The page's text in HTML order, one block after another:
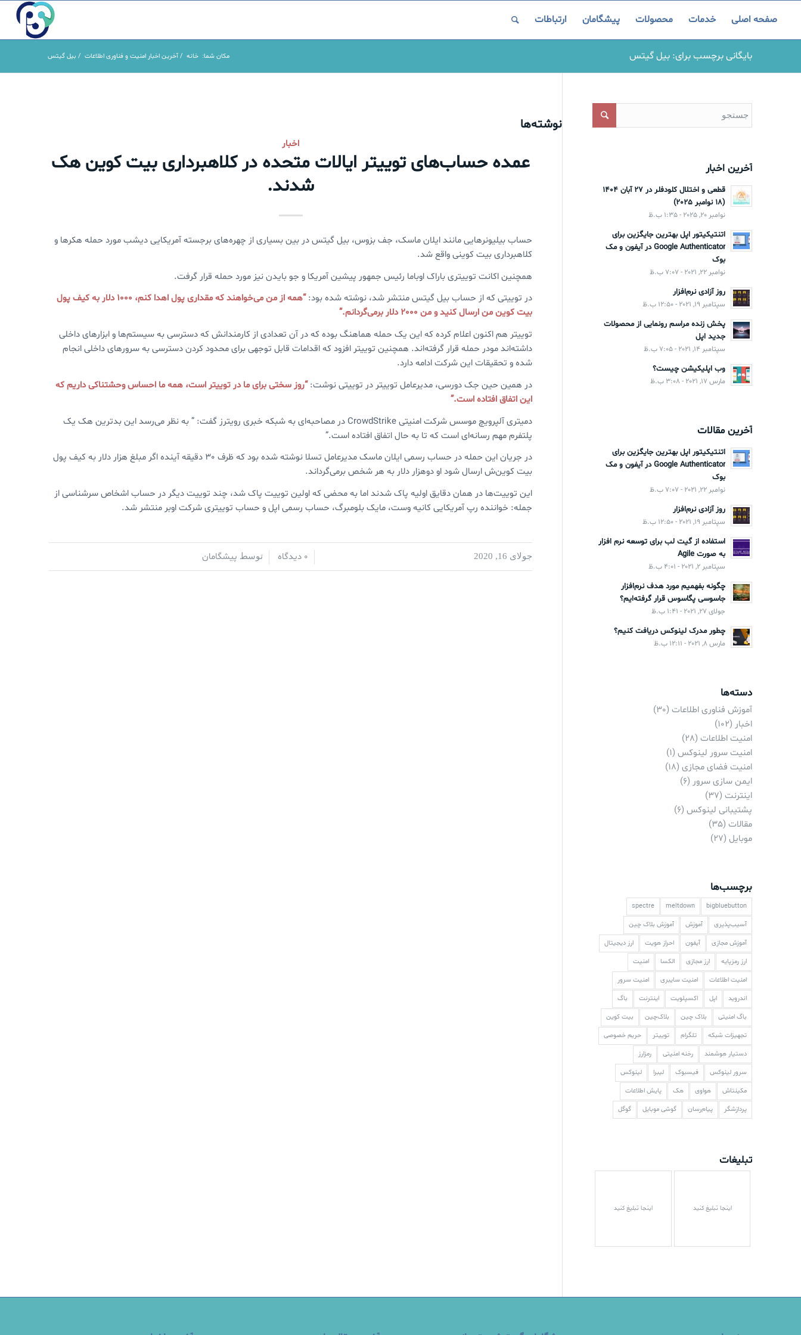
صفحه اصلی خدمات محصولات پیشگامان ارتباطات
بایگانی برچسب برای: بیل گیتس مکان شما: خانه / آخرین اخبار امنیت و فناوری اطلاعات / بیل گیتس
نوشته‌ها
اخبار
عمده حساب‌های توییتر ایالات متحده در کلاهبرداری بیت کوین هک
شدند.
حساب بیلیونرهایی مانند ایلان ماسک، جف بزوس، بیل گیتس در بین بسیاری از چهره‌های برجسته آمریکایی دیشب مورد حمله هکرها و
کلاهبرداری بیت کوینی واقع شد.
همچنین اکانت توییتری باراک اوباما رئیس جمهور پیشین آمریکا و جو بایدن نیز مورد حمله قرار گرفت.
در توییتی که از حساب بیل گیتس منتشر شد، نوشته شده بود:
“همه از من می‌خواهند که مقداری پول اهدا کنم، 1000 دلار به کیف پول
بیت کوین من ارسال کنید و من 2000 دلار برمی‌گردانم.”
توییتر هم اکنون اعلام کرده که این یک حمله هماهنگ بوده که در آن تعدادی از کارمندانش که دسترسی به سیستم‌ها و ابزارهای داخلی
داشته‌اند مودر حمله قرار گرفته‌اند. همچنین توییتر افزود که اقدامات قابل توجهی برای محدود کردن دسترسی به سرورهای داخلی انجام
شده و تحقیقات این شرکت ادامه دارد.
در همین حین جک دورسی، مدیرعامل توییتر در توییتی نوشت:“روز سختی برای ما در توییتر است، همه ما احساس وحشتناکی داریم که
این اتفاق افتاده است.”
دمیتری آلپرویچ موسس شرکت امنیتی CrowdStrike در مصاحبه‌ای به شبکه خبری رویترز گفت: ” به نظر می‌رسد این بدترین هک یک
پلتفرم مهم رسانه‌ای است که تا به حال اتفاق افتاده است.”
در جریان این حمله در حساب رسمی ایلان ماسک مدیرعامل تسلا نوشته شده بود که ظرف 30 دقیقه آینده اگر مبلغ هزار دلار به کیف پول
بیت کوین‌ش ارسال شود او دوهزار دلار به هر شخص برمی‌گرداند.
این توییت‌ها در همان دقایق اولیه پاک شدند اما به محضی که اولین توییت پاک شد، چند توییت دیگر در حساب‌ اشخاص سرشناسی از
جمله: خواننده رپ آمریکایی کانیه وست، مایک بلومبرگ، حساب رسمی اپل و حساب توییتری شرکت اوبر منتشر شد.
جولای 16, 2020 0 دیدگاه/ توسط پیشگامان
آخرین اخبار
قطعی و اختلال کلودفلر در 27 آبان 1404
(18 نوامبر 2025)
نوامبر 20, 2025 - 1:35 ب.ظ
اتنتیکیتور اپل بهترین جایگزین برای
Google Authenticator در آیفون و مک
بوک
نوامبر 22, 2021 - 7:07 ب.ظ
روز آزادی نرم‌افزار
سپتامبر 19, 2021 - 12:50 ب.ظ
پخش زنده مراسم رونمایی از محصولات
جدید اپل
سپتامبر 14, 2021 - 7:05 ب.ظ
وب اپلیکیشن چیست؟
مارس 17, 2021 - 3:08 ب.ظ
آخرین مقالات
اتنتیکیتور اپل بهترین جایگزین برای
Google Authenticator در آیفون و مک
بوک
نوامبر 22, 2021 - 7:07 ب.ظ
روز آزادی نرم‌افزار
سپتامبر 19, 2021 - 12:50 ب.ظ
استفاده از گیت لب برای توسعه نرم افزار
به صورت Agile
سپتامبر 2, 2021 - 4:01 ب.ظ
چگونه بفهمیم مورد هدف نرم‌افزار
جاسوسی پگاسوس قرار گرفته‌ایم؟
جولای 27, 2021 - 1:41 ب.ظ
چطور مدرک لینوکس دریافت کنیم؟
مارس 8, 2021 - 12:11 ب.ظ
دسته‌ها
آموزش فناوری اطلاعات (30)
اخبار (102)
امنیت اطلاعات (28)
امنیت سرور لینوکس (1)
امنیت فضای مجازی (18)
ایمن سازی سرور (6)
اینترنت (37)
پشتیبانی لینوکس (6)
مقالات (35)
موبایل (27)
برچسب‌ها
bigbluebutton
meltdown
spectre
آسیب‌پذیری آموزش آموزش بلاک چین
آموزش مجازی آیفون احراز هویت ارز دیجیتال
ارز رمزپایه ارز مجازی الکسا امنیت
امنیت اطلاعات امنیت سایبری امنیت سرور
اندروید اپل اکسپلویت اینترنت باگ
باگ امنیتی بلاک چین بلاک‌چین بیت کوین
تجهیزات شبکه تلگرام توییتر حریم خصوصی
دستیار هوشمند رخنه امنیتی رمزارز
سرور لینوکس فیسبوک لیبرا لینوکس
مکینتاش هواوی هک پایش اطلاعات
پردازشگر پیام‌رسان گوشی موبایل گوگل
تبلیغات
اینجا تبلیغ کنید اینجا تبلیغ کنید